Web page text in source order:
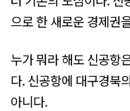
으로 한 새로운 경제권
누가 뭐라 해도 신공항
다. 신공항에 대구경북
아니다.